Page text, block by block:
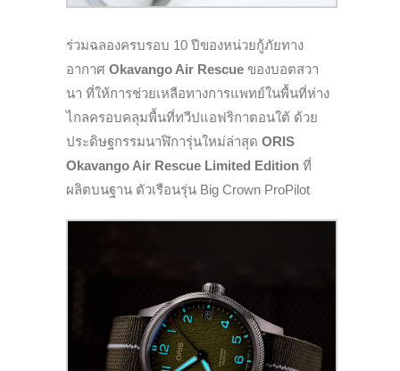
ร่วมฉลองครบรอบ 10 ปีของหน่วยกู้ภัยทาง
อากาศ Okavango Air Rescue ของบอตสวา
นา ที่ให้การช่วยเหลือทางการแพทย์ในพื้นที่ห่าง
ไกลครอบคลุมพื้นที่ทวีปแอฟริกาตอนใต้ ด้วย
ประดิษฐกรรมนาฬิการุ่นใหม่ล่าสุด ORIS
Okavango Air Rescue Limited Edition ที่
ผลิตบนฐาน ตัวเรือนรุ่น Big Crown ProPilot